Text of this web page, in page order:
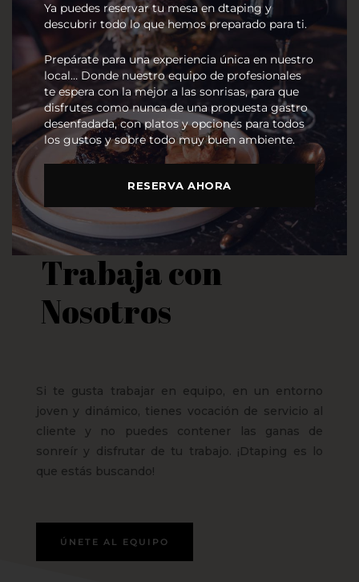
Trabaja con
Nosotros
Si te gusta trabajar en equipo, en un entorno
joven y dinámico, tienes vocación de servicio al
cliente y no puedes contener las ganas de
sonreír y disfrutar de tu trabajo. ¡Dtaping es lo
que estás buscando!
ÚNETE AL EQUIPO
Ya puedes reservar tu mesa en dtaping y
descubrir todo lo que hemos preparado para ti.
Prepárate para una experiencia única en nuestro
local… Donde nuestro equipo de profesionales
te espera con la mejor a las sonrisas, para que
disfrutes como nunca de una propuesta gastro
desenfadada, con platos y opciones para todos
los gustos y sobre todo muy buen ambiente.
RESERVA AHORA